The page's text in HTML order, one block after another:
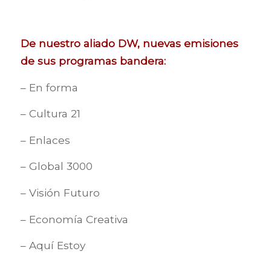
De nuestro aliado DW, nuevas emisiones
de sus programas bandera:
– En forma
– Cultura 21
– Enlaces
– Global 3000
– Visión Futuro
– Economía Creativa
– Aquí Estoy